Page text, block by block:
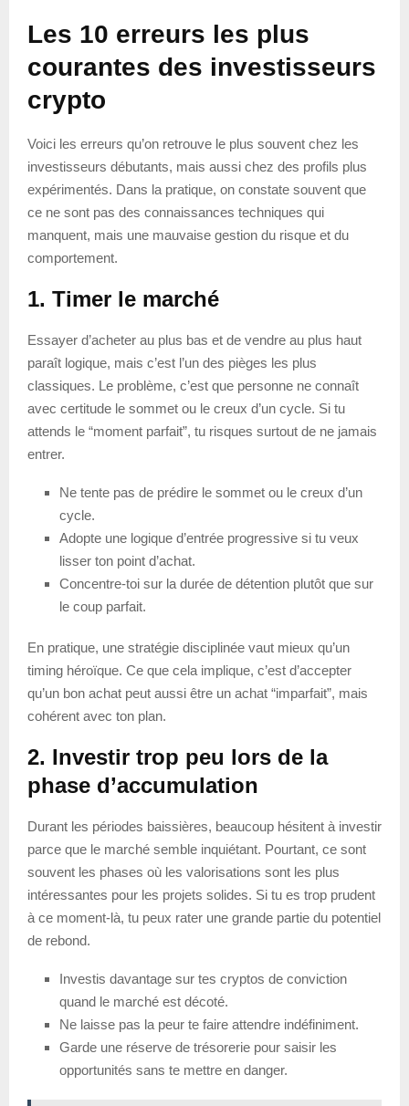
Les 10 erreurs les plus
courantes des investisseurs
crypto
Voici les erreurs qu’on retrouve le plus souvent chez les
investisseurs débutants, mais aussi chez des profils plus
expérimentés. Dans la pratique, on constate souvent que
ce ne sont pas des connaissances techniques qui
manquent, mais une mauvaise gestion du risque et du
comportement.
1. Timer le marché
Essayer d’acheter au plus bas et de vendre au plus haut
paraît logique, mais c’est l’un des pièges les plus
classiques. Le problème, c’est que personne ne connaît
avec certitude le sommet ou le creux d’un cycle. Si tu
attends le “moment parfait”, tu risques surtout de ne jamais
entrer.
Ne tente pas de prédire le sommet ou le creux d’un
cycle.
Adopte une logique d’entrée progressive si tu veux
lisser ton point d’achat.
Concentre-toi sur la durée de détention plutôt que sur
le coup parfait.
En pratique, une stratégie disciplinée vaut mieux qu’un
timing héroïque. Ce que cela implique, c’est d’accepter
qu’un bon achat peut aussi être un achat “imparfait”, mais
cohérent avec ton plan.
2. Investir trop peu lors de la
phase d’accumulation
Durant les périodes baissières, beaucoup hésitent à investir
parce que le marché semble inquiétant. Pourtant, ce sont
souvent les phases où les valorisations sont les plus
intéressantes pour les projets solides. Si tu es trop prudent
à ce moment-là, tu peux rater une grande partie du potentiel
de rebond.
Investis davantage sur tes cryptos de conviction
quand le marché est décoté.
Ne laisse pas la peur te faire attendre indéfiniment.
Garde une réserve de trésorerie pour saisir les
opportunités sans te mettre en danger.